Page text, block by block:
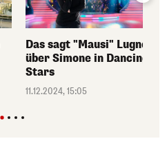
Das sagt "Mausi" Lugner
über Simone in Dancing
Stars
11.12.2024, 15:05